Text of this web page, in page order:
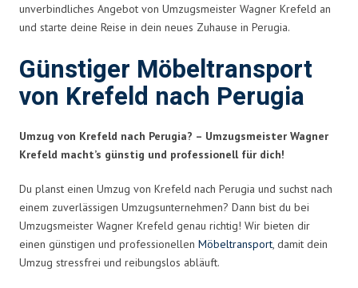
unverbindliches Angebot von Umzugsmeister Wagner Krefeld an
und starte deine Reise in dein neues Zuhause in Perugia.
Günstiger Möbeltransport
von Krefeld nach Perugia
Umzug von Krefeld nach Perugia? – Umzugsmeister Wagner
Krefeld macht’s günstig und professionell für dich!
Du planst einen Umzug von Krefeld nach Perugia und suchst nach
einem zuverlässigen Umzugsunternehmen? Dann bist du bei
Umzugsmeister Wagner Krefeld genau richtig! Wir bieten dir
einen günstigen und professionellen Möbeltransport, damit dein
Umzug stressfrei und reibungslos abläuft.